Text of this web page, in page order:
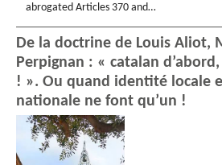
abrogated Articles 370 and…
De la doctrine de Louis Aliot,
Perpignan : « catalan
! ». Ou quand identité locale
nationale ne font qu’un !